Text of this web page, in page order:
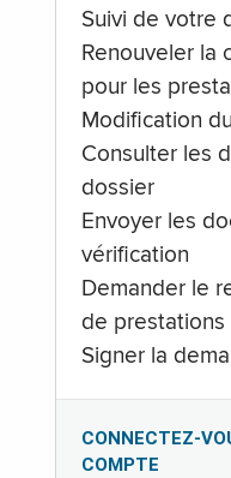
Suivi de votre
Renouveler la
pour les
Modification
Consulter les
dossier
Envoyer les
vérification
Demander le
de prestations
Signer la
CONNECTEZ-
COMPTE